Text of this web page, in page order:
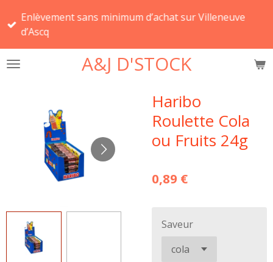
Passer
au
A&J D'STOCK
Enlèvement sans minimum d’achat sur Villeneuve
d’Ascq
Haribo
Roulette Cola
ou Fruits 24g
0,89 €
Saveur